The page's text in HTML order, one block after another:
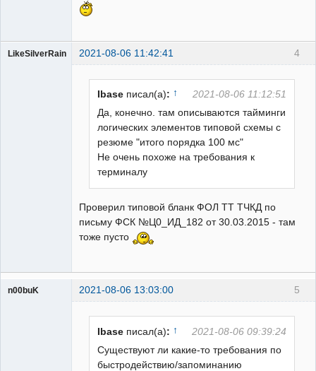
4
LikeSilverRain 2021-08-06 11:42:41
Ibase писал(а): ↑
2021-08-06 11:12:51
Да, конечно. там описываются тайминги
логических элементов типовой схемы с
резюме "итого порядка 100 мс"
Не очень похоже на требования к
терминалу
Проверил типовой бланк ФОЛ ТТ ТЧКД по
письму ФСК №Ц0_ИД_182 от 30.03.2015 - там
тоже пусто
5
n00buK 2021-08-06 13:03:00
Ibase писал(а): ↑
2021-08-06 09:39:24
Существуют ли какие-то требования по
быстродействию/запоминанию